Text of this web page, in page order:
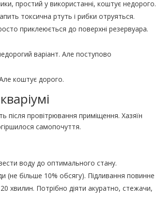
простий у використанні, коштує недорого.
токсична ртуть і рибки отруяться.
приклеюється до поверхні резервуара.
варіант. Але поступово
коштує дорого.
після провітрювання приміщення. Хазяїн
самопочуття.
воду до оптимального стану.
(не більше 10% обсягу). Підливання повинне
хвилин. Потрібно діяти акуратно, стежачи,